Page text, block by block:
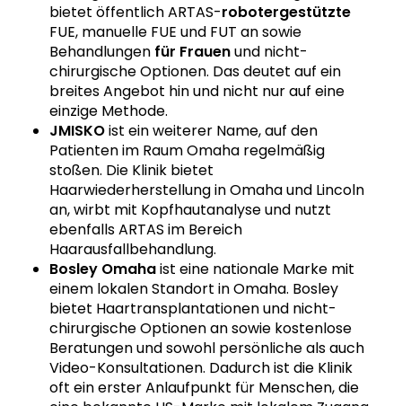
bietet öffentlich ARTAS-robotergestützte
FUE, manuelle FUE und FUT an sowie
Behandlungen für Frauenund nicht-
chirurgische Optionen. Das deutet auf ein
breites Angebot hin und nicht nur auf eine
einzige Methode.
JMISKOist ein weiterer Name, auf den
Patienten im Raum Omaha regelmäßig
stoßen. Die Klinik bietet
Haarwiederherstellung in Omaha und Lincoln
an, wirbt mit Kopfhautanalyse und nutzt
ebenfalls ARTAS im Bereich
Haarausfallbehandlung.
Bosley Omahaist eine nationale Marke mit
einem lokalen Standort in Omaha. Bosley
bietet Haartransplantationen und nicht-
chirurgische Optionen an sowie kostenlose
Beratungen und sowohl persönliche als auch
Video-Konsultationen. Dadurch ist die Klinik
oft ein erster Anlaufpunkt für Menschen, die